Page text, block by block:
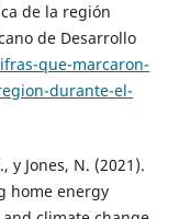
de la región
de Desarrollo
que-marcaron-
durante-el-
y Jones, N. (2021).
home energy